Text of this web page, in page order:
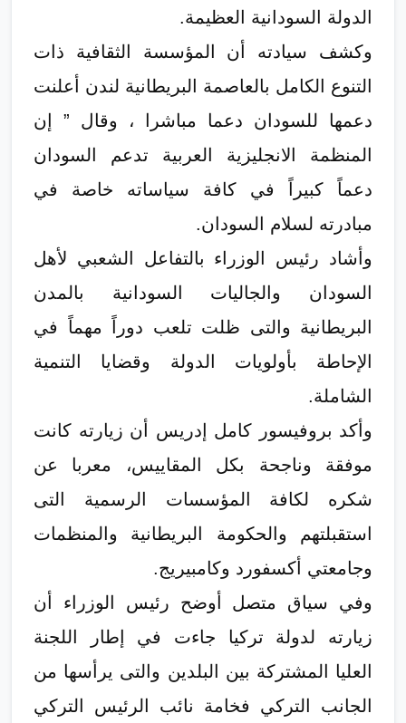
الدولة السودانية العظيمة.
وكشف سيادته أن المؤسسة الثقافية ذات
التنوع الكامل بالعاصمة البريطانية لندن أعلنت
دعمها للسودان دعما مباشرا ، وقال ” إن
المنظمة الانجليزية العربية تدعم السودان
دعماً كبيراً في كافة سياساته خاصة في
مبادرته لسلام السودان.
وأشاد رئيس الوزراء بالتفاعل الشعبي لأهل
السودان والجاليات السودانية بالمدن
البريطانية والتى ظلت تلعب دوراً مهماً في
الإحاطة بأولويات الدولة وقضايا التنمية
الشاملة.
وأكد بروفيسور كامل إدريس أن زيارته كانت
موفقة وناجحة بكل المقاييس، معربا عن
شكره لكافة المؤسسات الرسمية التى
استقبلتهم والحكومة البريطانية والمنظمات
وجامعتي أكسفورد وكامبيريج.
وفي سياق متصل أوضح رئيس الوزراء أن
زيارته لدولة تركيا جاءت في إطار اللجنة
العليا المشتركة بين البلدين والتى يرأسها من
الجانب التركي فخامة نائب الرئيس التركي